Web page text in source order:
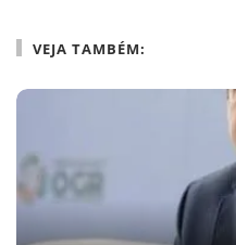
VEJA TAMBÉM: